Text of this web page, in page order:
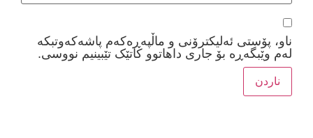
ناو، پۆستی ئەلیکترۆنی و ماڵپەڕەکەم پاشەکەوتبکە
لەم وێبگەڕە بۆ جاری داهاتوو کاتێک تێبینیم نووسی.